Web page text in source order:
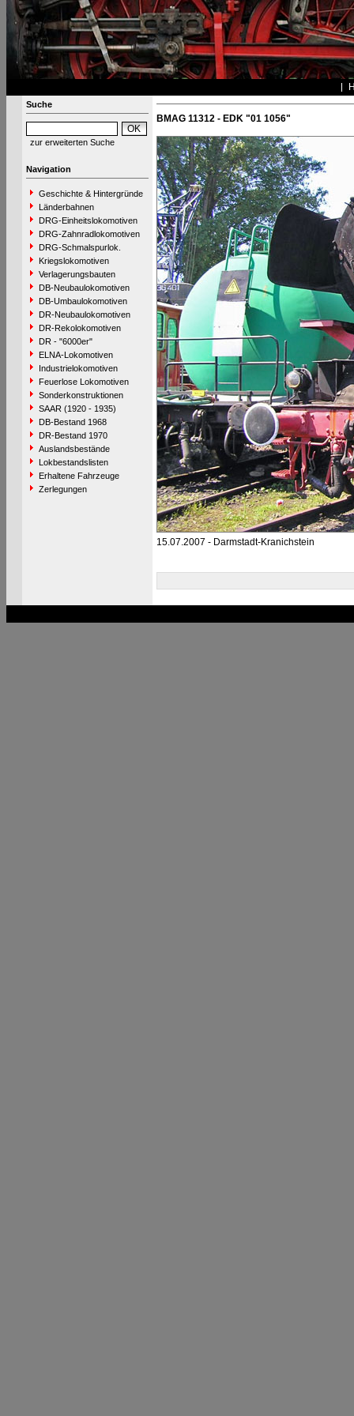
Suche
zur erweiterten Suche
Navigation
Geschichte & Hintergründe
Länderbahnen
DRG-Einheitslokomotiven
DRG-Zahnradlokomotiven
DRG-Schmalspurlok.
Kriegslokomotiven
Verlagerungsbauten
DB-Neubaulokomotiven
DB-Umbaulokomotiven
DR-Neubaulokomotiven
DR-Rekolokomotiven
DR - "6000er"
ELNA-Lokomotiven
Industrielokomotiven
Feuerlose Lokomotiven
Sonderkonstruktionen
SAAR (1920 - 1935)
DB-Bestand 1968
DR-Bestand 1970
Auslandsbestände
Lokbestandslisten
Erhaltene Fahrzeuge
Zerlegungen
BMAG 11312 - EDK "01 1056"
15.07.2007 - Darmstadt-Kranichstein